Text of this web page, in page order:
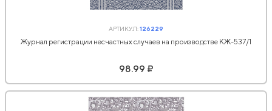
АРТИКУЛ:126229
Журнал регистрации несчастных случаев на производстве КЖ-537/1
98.99 ₽